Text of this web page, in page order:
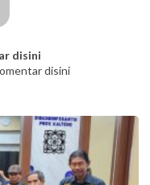
disini
disini